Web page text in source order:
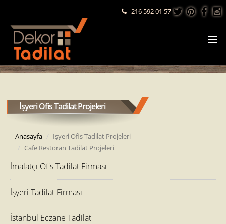
216 592 01 57
İşyeri Ofis Tadilat Projeleri
Anasayfa
İşyeri Ofis Tadilat Projeleri
Cafe Restoran Tadilat Projeleri
İmalatçı Ofis Tadilat Firması
İşyeri Tadilat Firması
İstanbul Eczane Tadilat